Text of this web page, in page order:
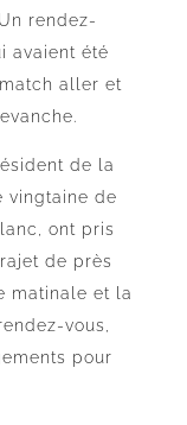
rendez-
avaient été
aller et
de la
vingtaine de
ont pris
de près
matinale et la
vous,
pour